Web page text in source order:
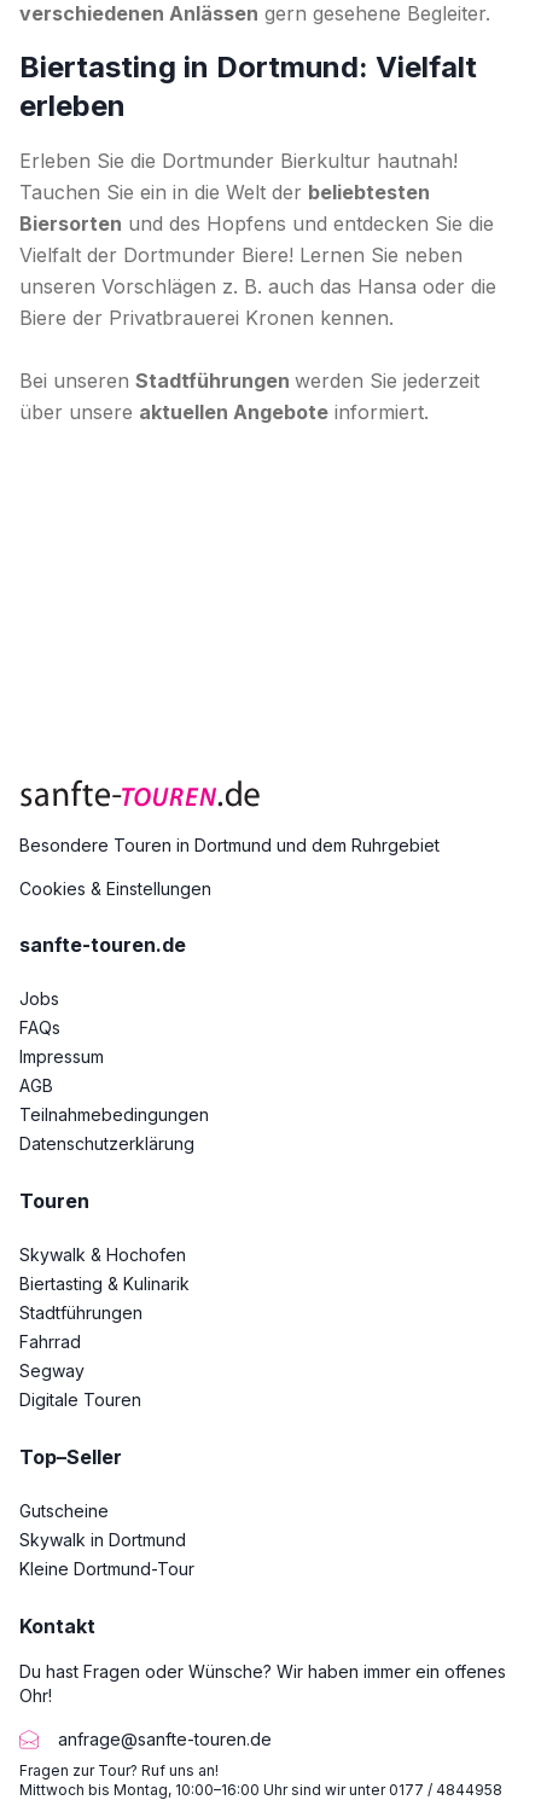
verschiedenen Anlässen gern gesehene Begleiter.
Biertasting in Dortmund: Vielfalt
erleben
Erleben Sie die Dortmunder Bierkultur hautnah!
Tauchen Sie ein in die Welt der beliebtesten
Biersorten und des Hopfens und entdecken Sie die
Vielfalt der Dortmunder Biere! Lernen Sie neben
unseren Vorschlägen z. B. auch das Hansa oder die
Biere der Privatbrauerei Kronen kennen.
Bei unseren Stadtführungen werden Sie jederzeit
über unsere aktuellen Angebote informiert.
Besondere Touren in Dortmund und dem Ruhrgebiet
Cookies & Einstellungen
sanfte-touren.de
Jobs
FAQs
Impressum
AGB
Teilnahmebedingungen
Datenschutzerklärung
Touren
Skywalk & Hochofen
Biertasting & Kulinarik
Stadtführungen
Fahrrad
Segway
Digitale Touren
Top–Seller
Gutscheine
Skywalk in Dortmund
Kleine Dortmund-Tour
Kontakt
Du hast Fragen oder Wünsche? Wir haben immer ein offenes
Ohr!
anfrage@sanfte-touren.de
Fragen zur Tour? Ruf uns an!
Mittwoch bis Montag, 10:00–16:00 Uhr sind wir unter 0177 / 4844958